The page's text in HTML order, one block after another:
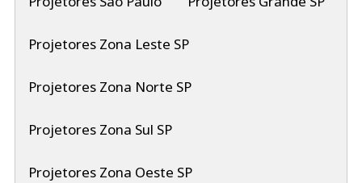
Projetores Zona Leste SP
Projetores Zona Norte SP
Projetores Zona Sul SP
Projetores Zona Oeste SP